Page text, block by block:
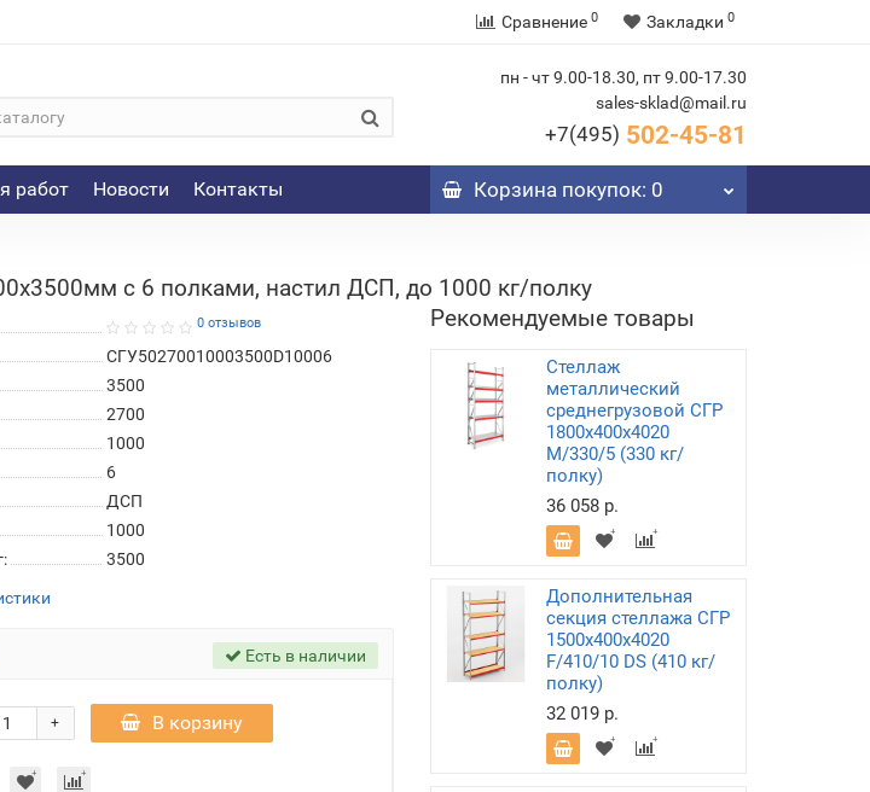
Сравнение 0 Закладки 0
пн - чт 9.00-18.30, пт 9.00-17.30
sales-sklad@mail.ru
+7(495) 502-45-81
работ Новости Контакты Корзинапокупок: 0
с 6 полками, настил ДСП, до 1000 кг/полку
0 отзывов
СГУ50270010003500D10006
3500
2700
1000
6
ДСП
1000
3500
Есть в наличии
+ В корзину
Рекомендуемые товары
Стеллаж
металлический
среднегрузовой СГР
1800х400х4020
M/330/5 (330 кг/
полку)
36 058 р.
Дополнительная
секция стеллажа СГР
1500х400х4020
F/410/10 DS (410 кг/
полку)
32 019 р.